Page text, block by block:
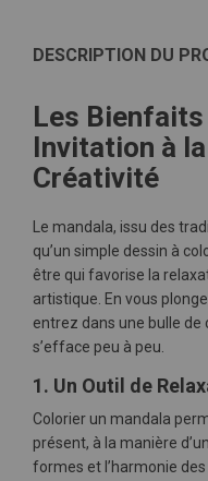
DESCRIPTION DU
Les Bienfaits
Invitation à
Créativité
Le mandala, issu des
qu’un simple dessin à
être qui favorise la
artistique. En vous
entrez dans une bulle de
s’efface peu à peu.
1. Un Outil de
Colorier un mandala
présent, à la manière
formes et l’harmonie